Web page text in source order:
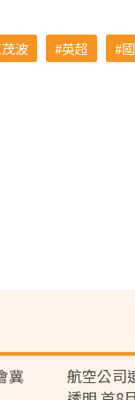
波 英超
冀
航空公司